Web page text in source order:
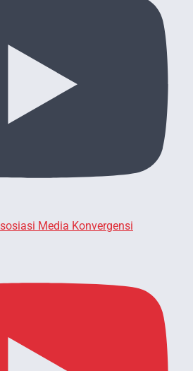
Media Konvergensi